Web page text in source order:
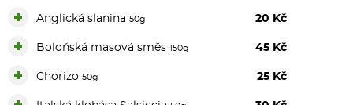
Anglická slanina 50g 20 Kč
Boloňská masová směs 150g 45 Kč
Chorizo 50g 25 Kč